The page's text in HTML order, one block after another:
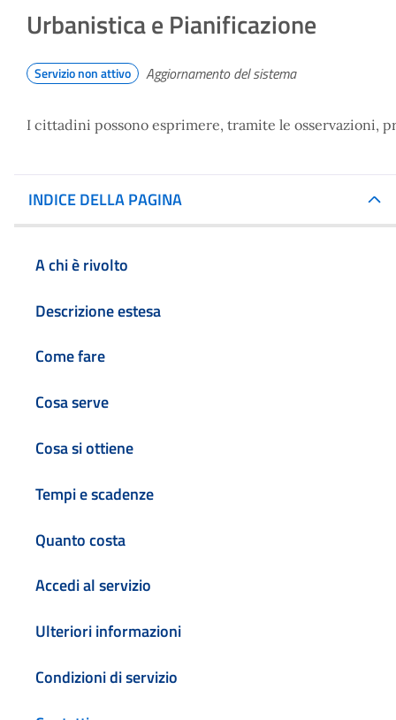
Urbanistica e Pianificazione
Servizio non attivo Aggiornamento del sistema
I cittadini possono esprimere, tramite le osservazioni,
INDICE DELLA PAGINA
A chi è rivolto
Descrizione estesa
Come fare
Cosa serve
Cosa si ottiene
Tempi e scadenze
Quanto costa
Accedi al servizio
Ulteriori informazioni
Condizioni di servizio